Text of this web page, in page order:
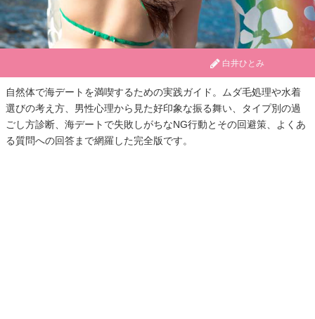
白井ひとみ
自然体で海デートを満喫するための実践ガイド。ムダ毛処理や水着
選びの考え方、男性心理から見た好印象な振る舞い、タイプ別の過
ごし方診断、海デートで失敗しがちなNG行動とその回避策、よくあ
る質問への回答まで網羅した完全版です。